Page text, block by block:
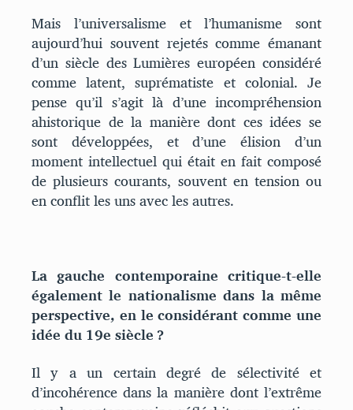
Mais l’universalisme et l’humanisme sont
aujourd’hui souvent rejetés comme émanant
d’un siècle des Lumières européen considéré
comme latent, suprématiste et colonial. Je
pense qu’il s’agit là d’une incompréhension
ahistorique de la manière dont ces idées se
sont développées, et d’une élision d’un
moment intellectuel qui était en fait composé
de plusieurs courants, souvent en tension ou
en conflit les uns avec les autres.
La gauche contemporaine critique-t-elle
également le nationalisme dans la même
perspective, en le considérant comme une
idée du 19e siècle ?
Il y a un certain degré de sélectivité et
d’incohérence dans la manière dont l’extrême